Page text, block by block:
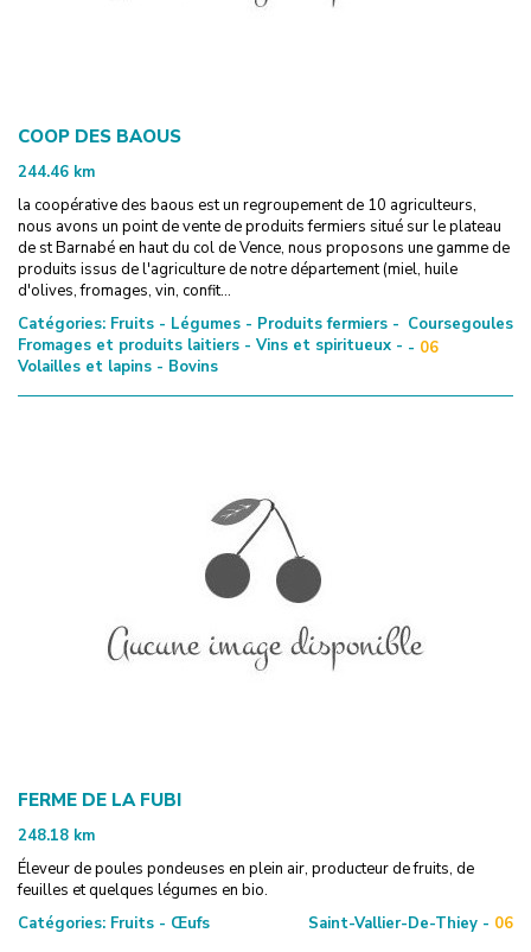
COOP DES BAOUS
244.46 km
la coopérative des baous est un regroupement de 10 agriculteurs,
nous avons un point de vente de produits fermiers situé sur le plateau
de st Barnabé en haut du col de Vence, nous proposons une gamme de
produits issus de l'agriculture de notre département (miel, huile
d'olives, fromages, vin, confit...
Catégories: Fruits - Légumes - Produits fermiers -
Fromages et produits laitiers - Vins et spiritueux -
Volailles et lapins - Bovins
Coursegoules
- 06
FERME DE LA FUBI
248.18 km
Éleveur de poules pondeuses en plein air, producteur de fruits, de
feuilles et quelques légumes en bio.
Catégories: Fruits - Œufs Saint-Vallier-De-Thiey - 06